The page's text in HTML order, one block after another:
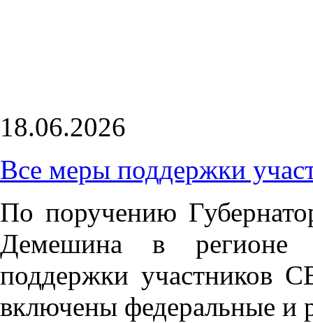
18.06.2026
Все меры поддержки
По поручению
Демешина в регионе
поддержки участников
включены федеральные и